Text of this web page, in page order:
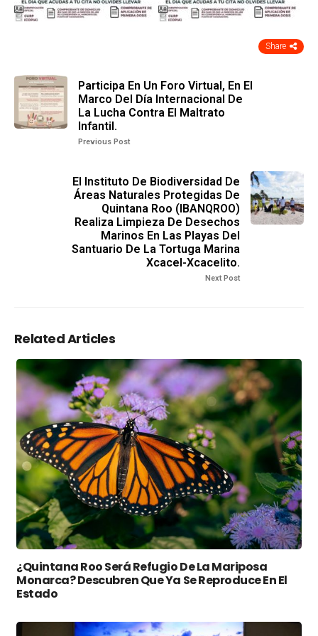
Share
Participa En Un Foro Virtual, En El
Marco Del Día Internacional De
La Lucha Contra El Maltrato
Infantil.
Previous Post
El Instituto De Biodiversidad De
Áreas Naturales Protegidas De
Quintana Roo (IBANQROO)
Realiza Limpieza De Desechos
Marinos En Las Playas Del
Santuario De La Tortuga Marina
Xcacel-Xcacelito.
Next Post
Related Articles
¿Quintana Roo Será Refugio De La Mariposa
Monarca? Descubren Que Ya Se Reproduce En El
Estado